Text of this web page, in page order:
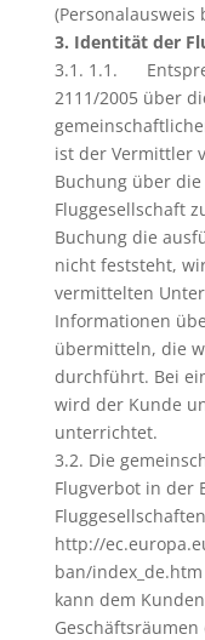
(Personalausweis
3. Identität der
3.1. 1.1.
2111/2005 über
ist der Vermittler
Buchung über
Fluggesellschaft
Buchung die
nicht feststeht,
vermittelten
Informationen
übermitteln, die
durchführt. Bei
wird der Kunde
unterrichtet.
3.2. Die
Flugverbot in der
http://
ban/
kann dem